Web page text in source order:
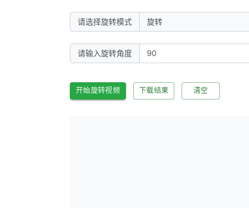
请选择旋转模式
请输入旋转角度
开始旋转视频 下载结果 清空